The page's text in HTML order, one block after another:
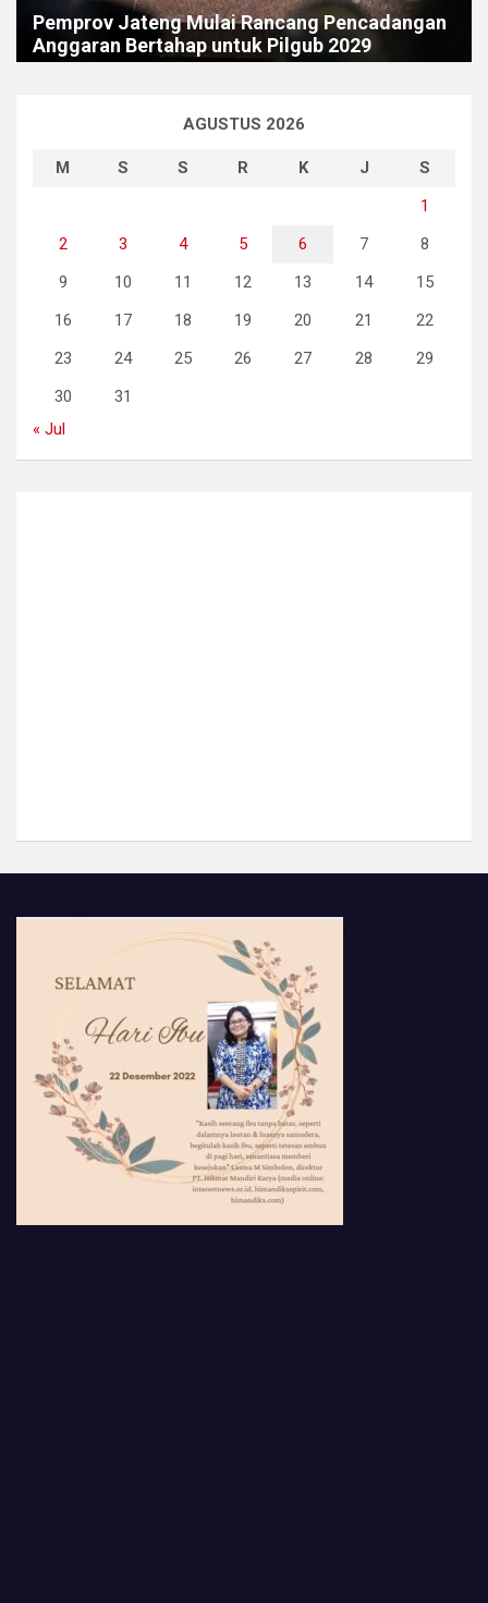
Pemprov Jateng Mulai Rancang Pencadangan
Anggaran Bertahap untuk Pilgub 2029
AGUSTUS 2026
M S S R K J
S
1
2
3 4 5 6 7
8
9
10 11 12 13 14
15
16
17 18 19 20 21
22
23
24 25 26 27 28
29
30
31
« Jul